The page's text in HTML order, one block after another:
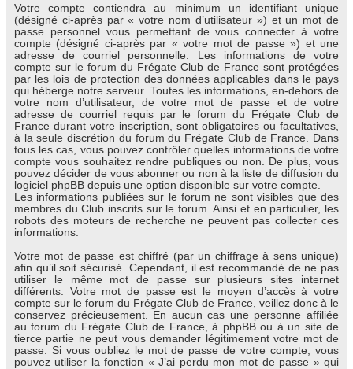
Votre compte contiendra au minimum un identifiant unique
(désigné ci-après par « votre nom d’utilisateur ») et un mot de
passe personnel vous permettant de vous connecter à votre
compte (désigné ci-après par « votre mot de passe ») et une
adresse de courriel personnelle. Les informations de votre
compte sur le forum du Frégate Club de France sont protégées
par les lois de protection des données applicables dans le pays
qui héberge notre serveur. Toutes les informations, en-dehors de
votre nom d’utilisateur, de votre mot de passe et de votre
adresse de courriel requis par le forum du Frégate Club de
France durant votre inscription, sont obligatoires ou facultatives,
à la seule discrétion du forum du Frégate Club de France. Dans
tous les cas, vous pouvez contrôler quelles informations de votre
compte vous souhaitez rendre publiques ou non. De plus, vous
pouvez décider de vous abonner ou non à la liste de diffusion du
logiciel phpBB depuis une option disponible sur votre compte.
Les informations publiées sur le forum ne sont visibles que des
membres du Club inscrits sur le forum. Ainsi et en particulier, les
robots des moteurs de recherche ne peuvent pas collecter ces
informations.
Votre mot de passe est chiffré (par un chiffrage à sens unique)
afin qu’il soit sécurisé. Cependant, il est recommandé de ne pas
utiliser le même mot de passe sur plusieurs sites internet
différents. Votre mot de passe est le moyen d’accès à votre
compte sur le forum du Frégate Club de France, veillez donc à le
conservez précieusement. En aucun cas une personne affiliée
au forum du Frégate Club de France, à phpBB ou à un site de
tierce partie ne peut vous demander légitimement votre mot de
passe. Si vous oubliez le mot de passe de votre compte, vous
pouvez utiliser la fonction « J’ai perdu mon mot de passe » qui